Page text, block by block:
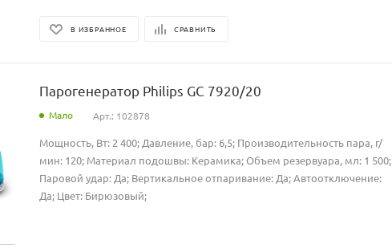
В ИЗБРАННОЕ СРАВНИТЬ
Парогенератор Philips GC 7920/20
Мало Арт.: 102878
Мощность, Вт: 2 400; Давление, бар: 6,5; Производительность пара, г/
мин: 120; Материал подошвы: Керамика; Объем резервуара, мл: 1 500;
Паровой удар: Да; Вертикальное отпаривание: Да; Автоотключение:
Да; Цвет: Бирюзовый;